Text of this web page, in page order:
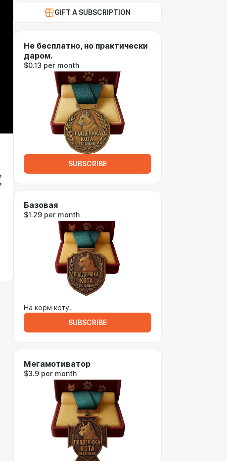
GIFT A SUBSCRIPTION
Не бесплатно, но практически
даром.
$0.13 per month
SUBSCRIBE
Базовая
$1.29 per month
На корм коту.
SUBSCRIBE
Мегамотиватор
$3.9 per month